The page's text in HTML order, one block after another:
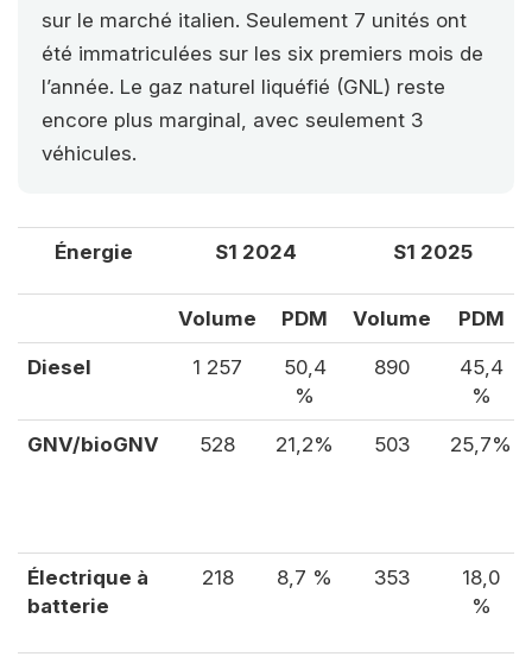
sur le marché italien. Seulement 7 unités ont
été immatriculées sur les six premiers mois de
l’année. Le gaz naturel liquéfié (GNL) reste
encore plus marginal, avec seulement 3
véhicules.
Énergie S1 2024 S1 2025
Volume PDM Volume PDM
Diesel 1 257
50,4
%
890
45,4
%
GNV/bioGNV 528 21,2% 503 25,7%
Électrique à
batterie
218 8,7 % 353
18,0
%